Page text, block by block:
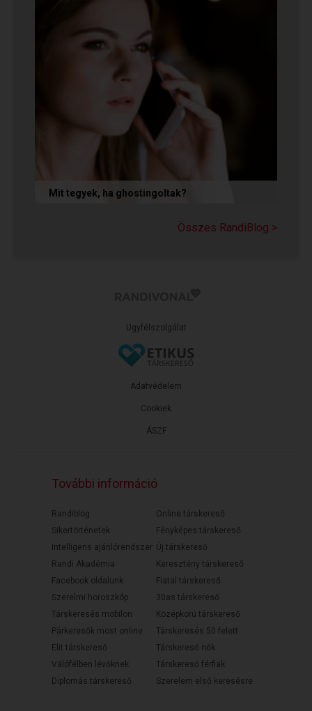
Mit tegyek, ha ghostingoltak?
a legfontosabb teendőd: ne fuss utána, ne küldj
Összes RandiBlog >
Ügyfélszolgálat
ÁSZF
Adatvédelem
Cookiek
További információ
Randiblog
Sikertörténetek
Intelligens ajánlórendszer
Randi Akadémia
Facebook oldalunk
Szerelmi horoszkóp
Társkeresés mobilon
Párkeresők most online
Elit társkereső
Válófélben lévőknek
Diplomás társkereső
Online társkereső
Fényképes társkereső
Új társkereső
Keresztény társkereső
Fiatal társkereső
30as társkereső
Középkorú társkereső
Társkeresés 50 felett
Társkereső nők
Társkereső férfiak
Szerelem első keresésre